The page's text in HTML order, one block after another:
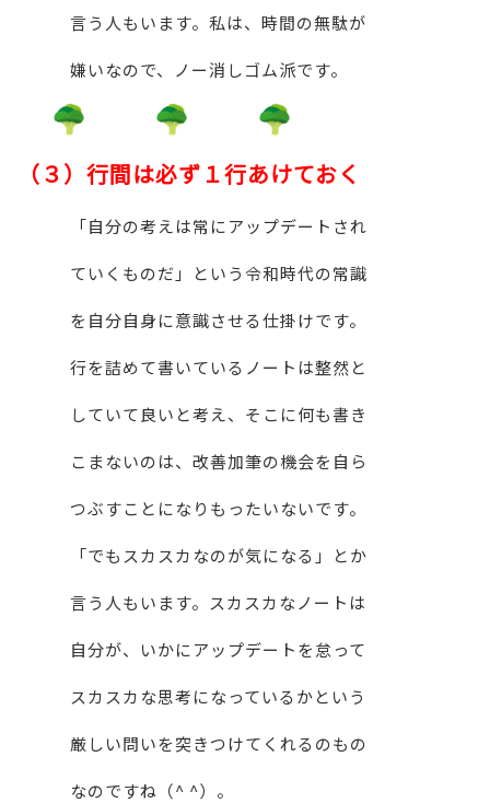
言う人もいます。私は、時間の無駄が
嫌いなので、ノー消しゴム派です。
（３） 行間は必ず１行あけておく
「自分の考えは常にアップデートされ
ていくものだ」という令和時代の常識
を自分自身に意識させる仕掛けです。
行を詰めて書いているノートは整然と
していて良いと考え、そこに何も書き
こまないのは、改善加筆の機会を自ら
つぶすことになりもったいないです。
「でもスカスカなのが気になる」とか
言う人もいます。スカスカなノートは
自分が、いかにアップデートを怠って
スカスカな思考になっているかという
厳しい問いを突きつけてくれるのもの
なのですね（^ ^）。